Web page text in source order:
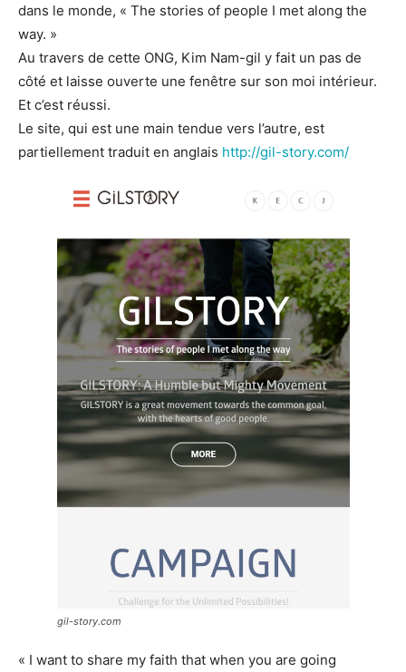
dans le monde, « The stories of people I met along the
way. »
Au travers de cette ONG, Kim Nam-gil y fait un pas de
côté et laisse ouverte une fenêtre sur son moi intérieur.
Et c’est réussi.
Le site, qui est une main tendue vers l’autre, est
partiellement traduit en anglais http://gil-story.com/
gil-story.com
« I want to share my faith that when you are going